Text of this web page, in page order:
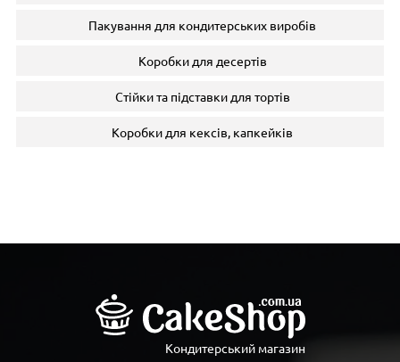
Пакування для кондитерських виробів
Коробки для десертів
Стійки та підставки для тортів
Коробки для кексів, капкейків
Кондитерський магазин